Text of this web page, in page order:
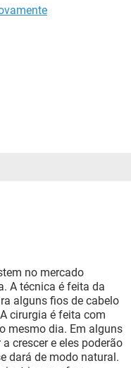
no mercado
A técnica é feita da
alguns fios de cabelo
cirurgia é feita com
mesmo dia. Em alguns
crescer e eles poderão
dará de modo natural.